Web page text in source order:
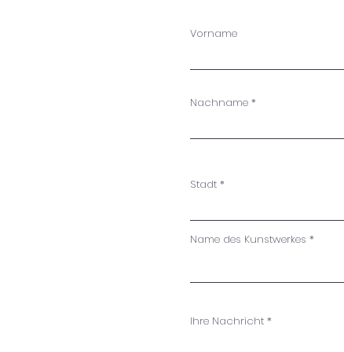
Vorname
Nachname
Stadt
Name des Kunstwerkes
Ihre Nachricht